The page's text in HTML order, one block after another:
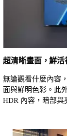
超清晰畫面，鮮活
無論觀看什麼內容
面與鮮明色彩。此
HDR 內容，暗部與